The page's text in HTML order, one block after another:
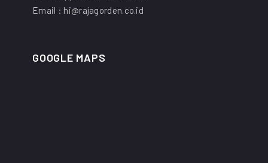
Email : hi@rajagorden.co.id
GOOGLE MAPS